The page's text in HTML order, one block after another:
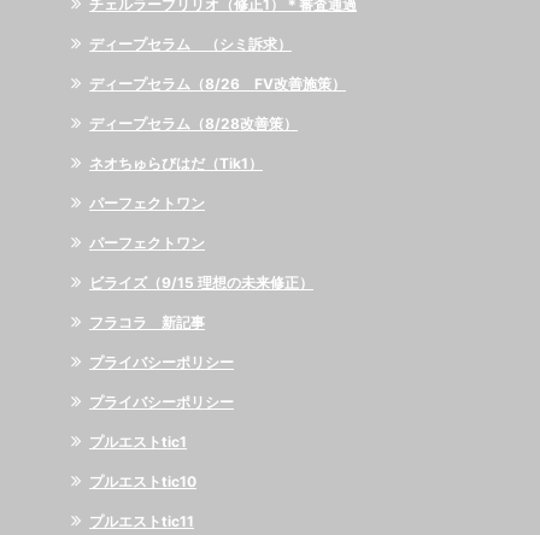
チェルラーブリリオ（修正1）＊審査通過
ディープセラム （シミ訴求）
ディープセラム（8/26 FV改善施策）
ディープセラム（8/28改善策）
ネオちゅらびはだ（Tik1）
パーフェクトワン
パーフェクトワン
ビライズ（9/15 理想の未来修正）
フラコラ 新記事
プライバシーポリシー
プライバシーポリシー
プルエストtic1
プルエストtic10
プルエストtic11